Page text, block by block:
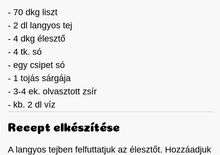
- 70 dkg liszt
- 2 dl langyos tej
- 4 dkg élesztő
- 4 tk. só
- egy csipet só
- 1 tojás sárgája
- 3-4 ek. olvasztott zsír
- kb. 2 dl víz
Recept elkészítése
A langyos tejben felfuttatjuk az élesztőt. Hozzáadjuk